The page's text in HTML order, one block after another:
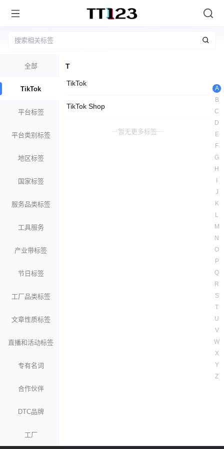
全部
TikTok
平台标签
平台类别标签
地区标签
国家标签
服务品类标签
工具服务
产业带标签
节日标签
工厂品类标签
文章性质标签
直播和活动标签
专有名词
合作伙伴
DTC品牌
工厂
T
TikTok
TikTok Shop
暂无更多标签
A
B
C
D
E
F
G
H
J
K
L
M
N
O
P
Q
R
S
T
U
V
W
X
Y
Z